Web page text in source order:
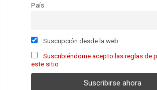
País
Suscripción desde la web
Suscribiéndome acepto las reglas de
este sitio